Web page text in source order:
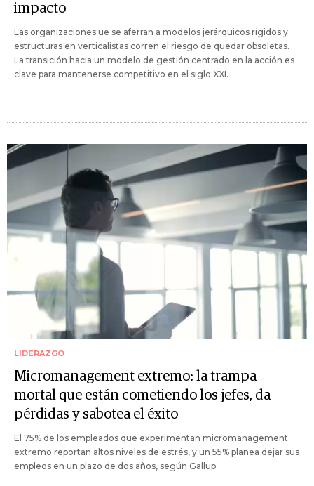
impacto
Las organizaciones ue se aferran a modelos jerárquicos rígidos y
estructuras en verticalistas corren el riesgo de quedar obsoletas.
La transición hacia un modelo de gestión centrado en la acción es
clave para mantenerse competitivo en el siglo XXI.
LIDERAZGO
Micromanagement extremo: la trampa
mortal que están cometiendo los jefes, da
pérdidas y sabotea el éxito
El 75% de los empleados que experimentan micromanagement
extremo reportan altos niveles de estrés, y un 55% planea dejar sus
empleos en un plazo de dos años, según Gallup.